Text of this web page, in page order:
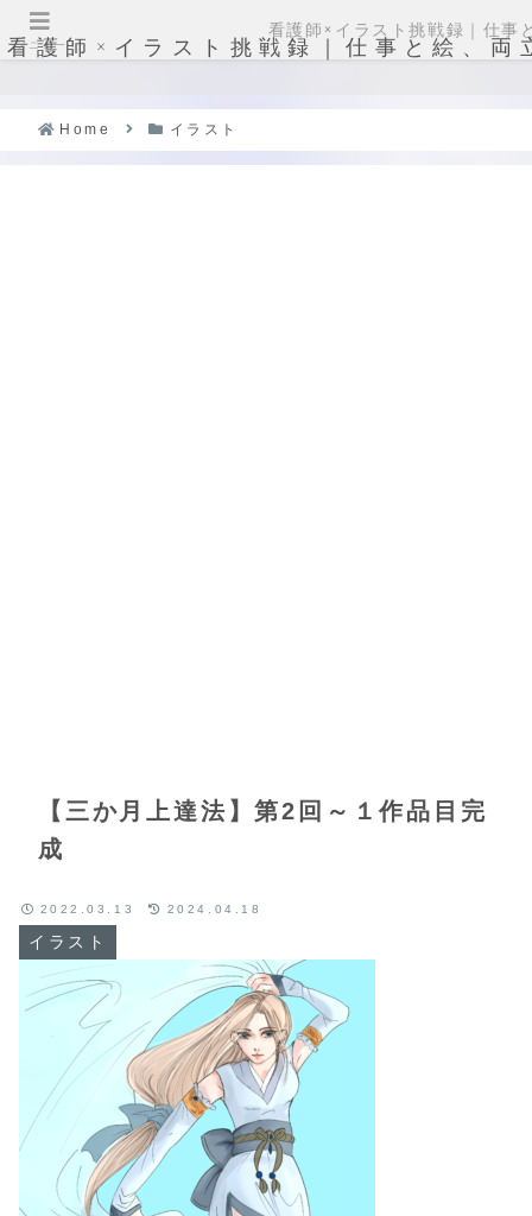
看護師×イラスト挑戦録｜仕事と絵、両
Home イラスト
【三か月上達法】第2回～１作品目完
成
イラスト
2022.03.13 2024.04.18
メニュー
看護師×イラスト挑戦録｜仕事